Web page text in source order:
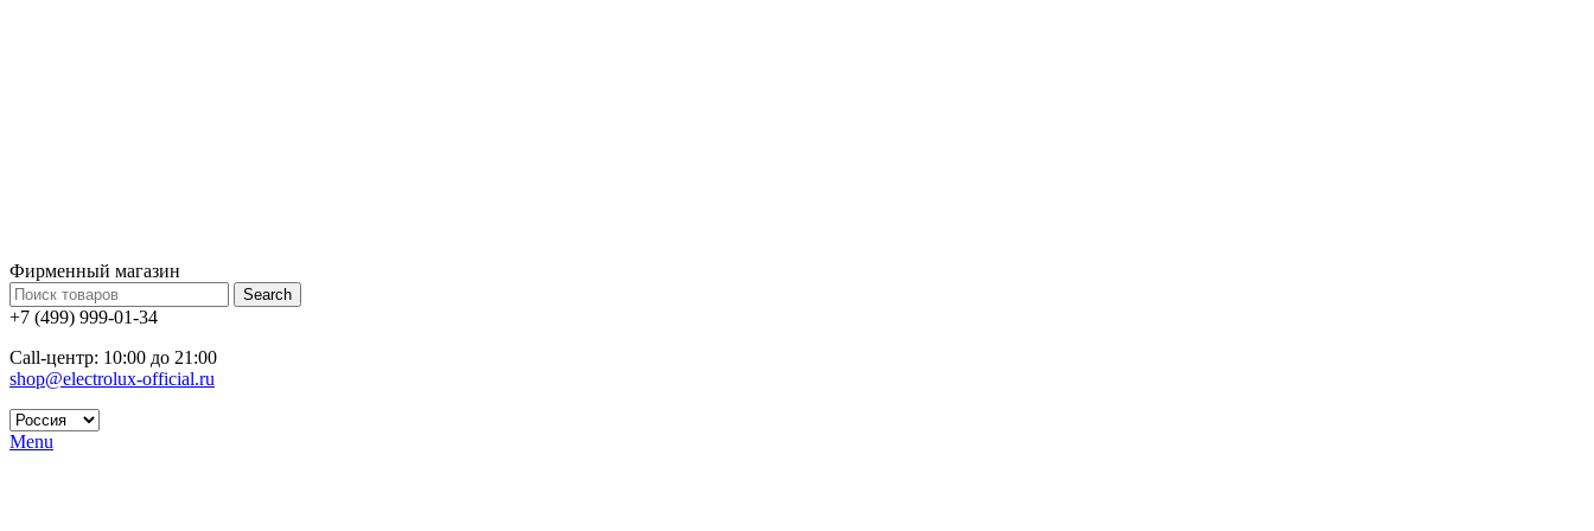
Фирменный магазин
Search
+7 (499) 999-01-34
Call-центр: 10:00 до 21:00
shop@electrolux-official.ru
Menu